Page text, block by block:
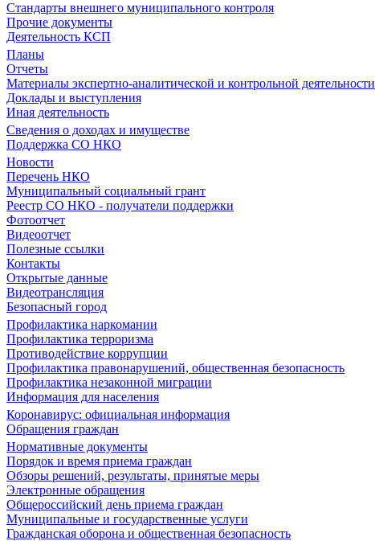
Стандарты внешнего муниципального контроля
Прочие документы
Деятельность КСП
Планы
Отчеты
Материалы экспертно-аналитической и контрольной деятельности
Доклады и выступления
Иная деятельность
Сведения о доходах и имуществе
Поддержка СО НКО
Новости
Перечень НКО
Муниципальный социальный грант
Реестр СО НКО - получатели поддержки
Фотоотчет
Видеоотчет
Полезные ссылки
Контакты
Открытые данные
Видеотрансляция
Безопасный город
Профилактика наркомании
Профилактика терроризма
Противодействие коррупции
Профилактика правонарушений, общественная безопасность
Профилактика незаконной миграции
Информация для населения
Коронавирус: официальная информация
Обращения граждан
Нормативные документы
Порядок и время приема граждан
Обзоры решений, результаты, принятые меры
Электронные обращения
Общероссийский день приема граждан
Муниципальные и государственные услуги
Гражданская оборона и общественная безопасность